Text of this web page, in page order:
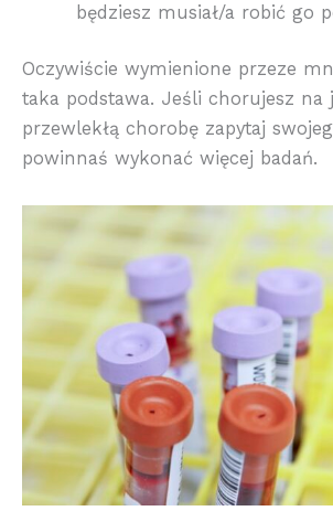
będziesz musiał/a robić go
Oczywiście wymienione przeze
taka podstawa. Jeśli chorujesz na
przewlekłą chorobę zapytaj
powinnaś wykonać więcej badań.